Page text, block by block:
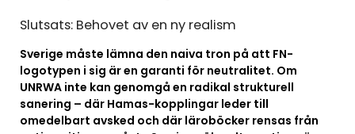
Slutsats: Behovet av en ny realism
Sverige måste lämna den naiva tron på att FN-
logotypen i sig är en garanti för neutralitet. Om
UNRWA inte kan genomgå en radikal strukturell
sanering – där Hamas-kopplingar leder till
omedelbart avsked och där läroböcker rensas från